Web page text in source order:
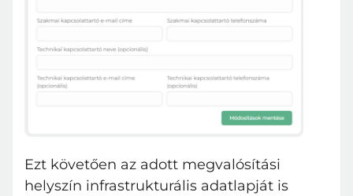
Ezt követően az adott megvalósítási
helyszín infrastrukturális adatlapját is